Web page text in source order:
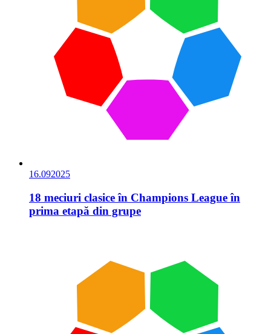
16.092025
18 meciuri clasice în Champions League în
prima etapă din grupe